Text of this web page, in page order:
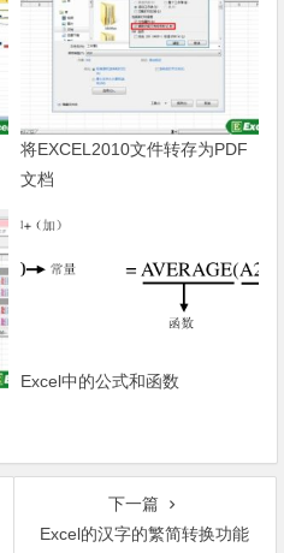
将EXCEL2010文件转存为PDF
文档
Excel中的公式和函数
下一篇
Excel的汉字的繁简转换功能